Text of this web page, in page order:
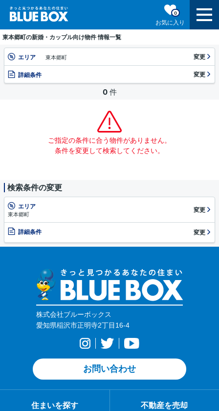
お気に入り
0
東本郷町の新婚・カップル向け物件 情報一覧
エリア 東本郷町 変更
詳細条件 変更
0 件
ご指定の条件に合う物件がありません。
条件を変更して検索してください。
検索条件の変更
エリア
東本郷町
変更
詳細条件 変更
株式会社ブルーボックス
愛知県稲沢市正明寺2丁目16-4
お問い合わせ
住まいを探す 不動産を売却